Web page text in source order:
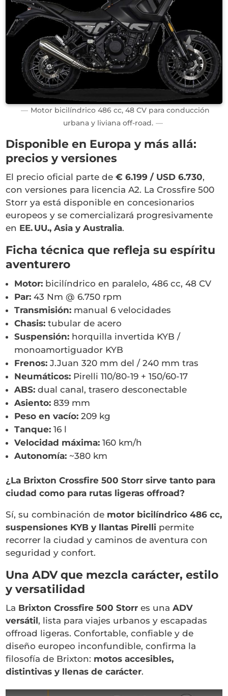
Motor bicilíndrico 486 cc, 48 CV para conducción
urbana y liviana off-road.
Disponible en Europa y más allá:
precios y versiones
El precio oficial parte de€6.199 / USD 6.730,
con versiones para licencia A2. La Crossfire 500
Storr ya está disponible en concesionarios
europeos y se comercializará progresivamente
en EE. UU., Asia y Australia.
Ficha técnica que refleja su espíritu
aventurero
Motor: bicilíndrico en paralelo, 486 cc, 48 CV
Par: 43 Nm @ 6.750 rpm
Transmisión: manual 6 velocidades
Chasis: tubular de acero
Suspensión: horquilla invertida KYB /
monoamortiguador KYB
Frenos: J.Juan 320 mm del / 240 mm tras
Neumáticos: Pirelli 110/80-19 + 150/60-17
ABS: dual canal, trasero desconectable
Asiento: 839 mm
Peso en vacío: 209 kg
Tanque: 16 l
Velocidad máxima: 160 km/h
Autonomía: ~380 km
¿La Brixton Crossfire 500 Storr sirve tanto para
ciudad como para rutas ligeras offroad?
Sí, su combinación de motor bicilíndrico 486 cc,
suspensiones KYB y llantas Pirelli permite
recorrer la ciudad y caminos de aventura con
seguridad y confort.
Una ADV que mezcla carácter, estilo
y versatilidad
La Brixton Crossfire 500 Storr es unaADV
versátil, lista para viajes urbanos y escapadas
offroad ligeras. Confortable, confiable y de
diseño europeo inconfundible, confirma la
filosofía de Brixton: motos accesibles,
distintivas y llenas de carácter.